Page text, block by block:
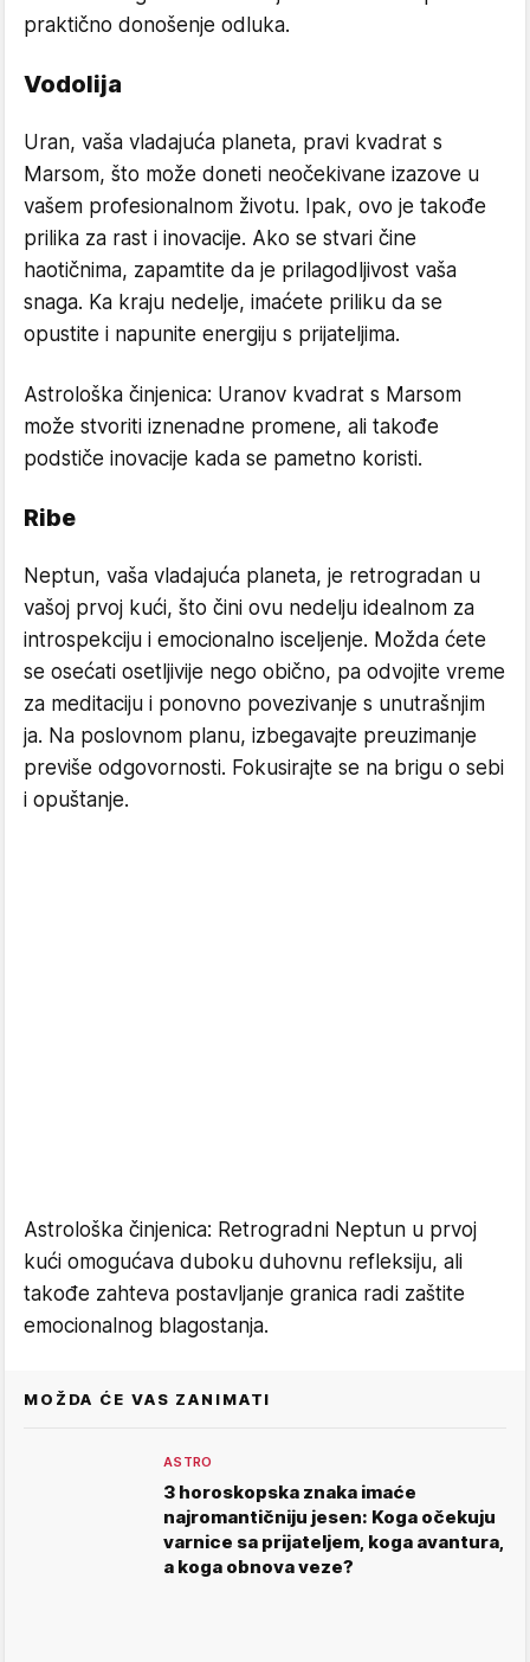
praktično donošenje odluka.
Vodolija
Uran, vaša vladajuća planeta, pravi kvadrat s
Marsom, što može doneti neočekivane izazove u
vašem profesionalnom životu. Ipak, ovo je takođe
prilika za rast i inovacije. Ako se stvari čine
haotičnima, zapamtite da je prilagodljivost vaša
snaga. Ka kraju nedelje, imaćete priliku da se
opustite i napunite energiju s prijateljima.
Astrološka činjenica: Uranov kvadrat s Marsom
može stvoriti iznenadne promene, ali takođe
podstiče inovacije kada se pametno koristi.
Ribe
Neptun, vaša vladajuća planeta, je retrogradan u
vašoj prvoj kući, što čini ovu nedelju idealnom za
introspekciju i emocionalno isceljenje. Možda ćete
se osećati osetljivije nego obično, pa odvojite vreme
za meditaciju i ponovno povezivanje s unutrašnjim
ja. Na poslovnom planu, izbegavajte preuzimanje
previše odgovornosti. Fokusirajte se na brigu o sebi
i opuštanje.
Astrološka činjenica: Retrogradni Neptun u prvoj
kući omogućava duboku duhovnu refleksiju, ali
takođe zahteva postavljanje granica radi zaštite
emocionalnog blagostanja.
MOŽDA ĆE VAS ZANIMATI
ASTRO
3 horoskopska znaka imaće
najromantičniju jesen: Koga očekuju
varnice sa prijateljem, koga avantura,
a koga obnova veze?